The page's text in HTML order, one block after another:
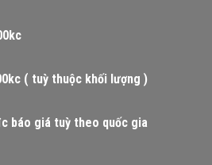
( tuỳ thuộc khối lượng )
báo giá tuỳ theo quốc gia